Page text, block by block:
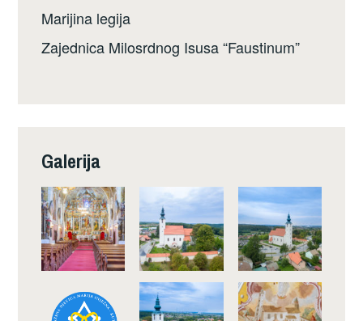
Marijina legija
Zajednica Milosrdnog Isusa “Faustinum”
Galerija